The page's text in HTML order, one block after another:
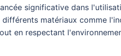
significative dans
matériaux comme
en respectant